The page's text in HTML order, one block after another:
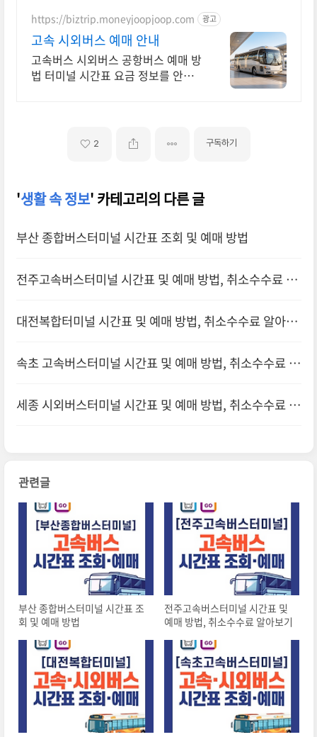
https://biztrip.moneyjoopjoop.com 광고
고속 시외버스 예매 안내
고속버스 시외버스 공항버스 예매 방
법 터미널 시간표 요금 정보를 안내
2 구독하기
'생활 속 정보' 카테고리의 다른 글
부산 종합버스터미널 시간표 조회 및 예매 방법
전주고속버스터미널 시간표 및 예매 방법, 취소수수료 알
대전복합터미널 시간표 및 예매 방법, 취소수수료 알아보
속초 고속버스터미널 시간표 및 예매 방법, 취소수수료 알
세종 시외버스터미널 시간표 및 예매 방법, 취소수수료 알
관련글
부산 종합버스터미널 시간표 조
회 및 예매 방법
전주고속버스터미널 시간표 및
예매 방법, 취소수수료 알아보기